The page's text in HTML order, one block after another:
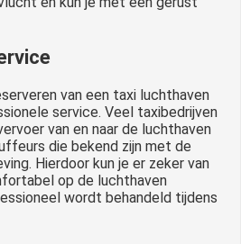
van een taxi luchthaven
service. Veel taxibedrijven
van en naar de luchthaven
die bekend zijn met de
Hierdoor kun je er zeker van
op de luchthaven
wordt behandeld tijdens